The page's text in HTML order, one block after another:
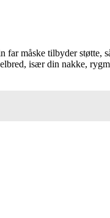
måske tilbyder støtte,
især din nakke,